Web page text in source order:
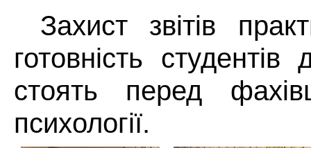
Захист звітів
готовність студентів
стоять перед
психології.